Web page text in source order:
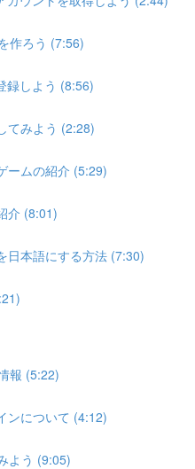
作ろう (7:56)
録しよう (8:56)
てみよう (2:28)
ームの紹介 (5:29)
介 (8:01)
日本語にする方法 (7:30)
報 (5:22)
ンについて (4:12)
よう (9:05)